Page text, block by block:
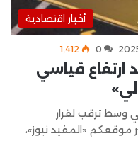
أخبار اقتصادية
0 1٬412
ارتفاع قياسي
وسط ترقب لقرار
موقعكم «المفيد نيوز»،